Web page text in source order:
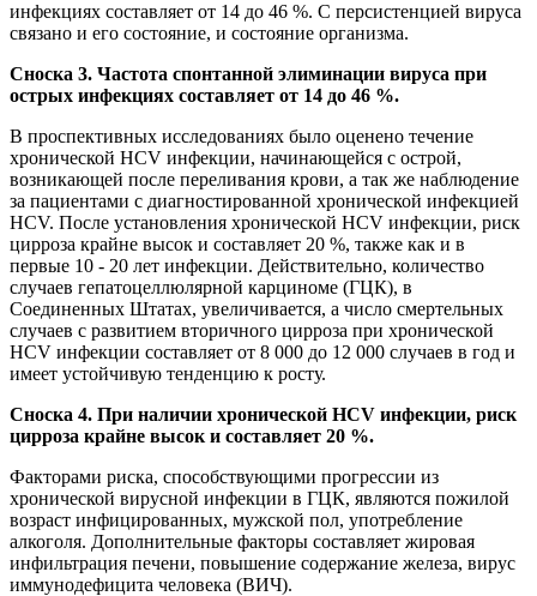
инфекциях составляет от 14 до 46 %. С персистенцией вируса
связано и его состояние, и состояние организма.
Сноска 3. Частота спонтанной элиминации вируса при
острых инфекциях составляет от 14 до 46 %.
В проспективных исследованиях было оценено течение
хронической HCV инфекции, начинающейся с острой,
возникающей после переливания крови, а так же наблюдение
за пациентами с диагностированной хронической инфекцией
HCV. После установления хронической HCV инфекции, риск
цирроза крайне высок и составляет 20 %, также как и в
первые 10 - 20 лет инфекции. Действительно, количество
случаев гепатоцеллюлярной карциноме (ГЦК), в
Соединенных Штатах, увеличивается, а число смертельных
случаев с развитием вторичного цирроза при хронической
HCV инфекции составляет от 8 000 до 12 000 случаев в год и
имеет устойчивую тенденцию к росту.
Сноска 4. При наличии хронической HCV инфекции, риск
цирроза крайне высок и составляет 20 %.
Факторами риска, способствующими прогрессии из
хронической вирусной инфекции в ГЦК, являются пожилой
возраст инфицированных, мужской пол, употребление
алкоголя. Дополнительные факторы составляет жировая
инфильтрация печени, повышение содержание железа, вирус
иммунодефицита человека (ВИЧ).